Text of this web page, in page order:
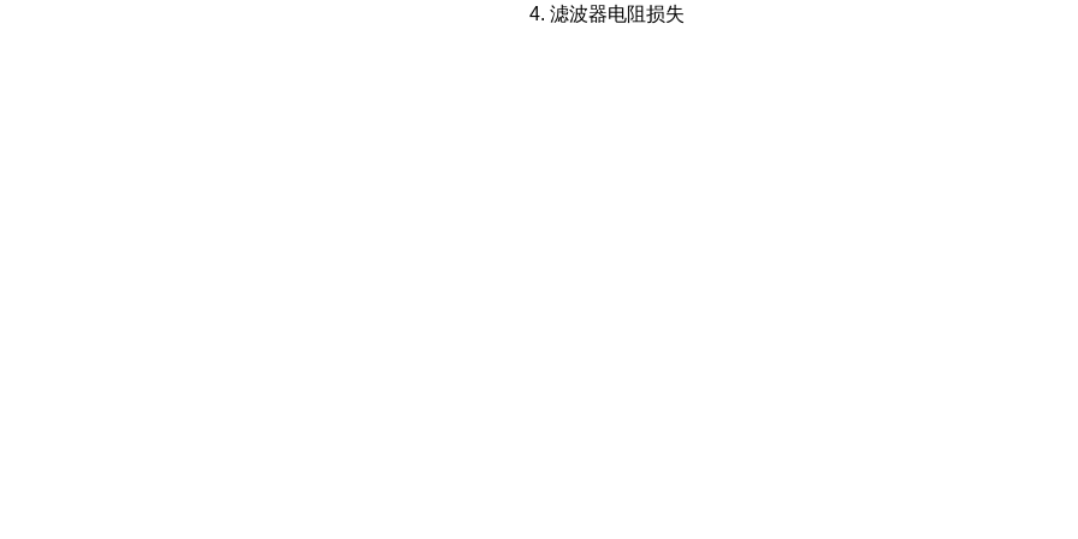
4. 滤波器电阻损失